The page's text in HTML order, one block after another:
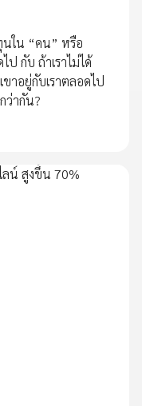
นใน “คน” หรือ
ป กับ ถ้าเราไม่ได้
าอยู่กับเราตลอดไป
ว่ากัน?